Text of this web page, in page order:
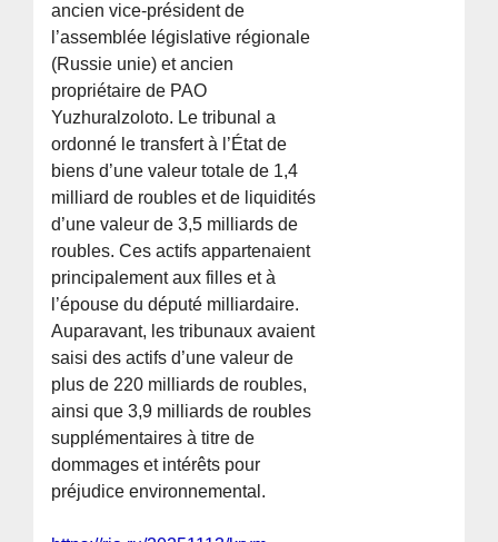
ancien vice-président de
l’assemblée législative régionale
(Russie unie) et ancien
propriétaire de PAO
Yuzhuralzoloto. Le tribunal a
ordonné le transfert à l’État de
biens d’une valeur totale de 1,4
milliard de roubles et de liquidités
d’une valeur de 3,5 milliards de
roubles. Ces actifs appartenaient
principalement aux filles et à
l’épouse du député milliardaire.
Auparavant, les tribunaux avaient
saisi des actifs d’une valeur de
plus de 220 milliards de roubles,
ainsi que 3,9 milliards de roubles
supplémentaires à titre de
dommages et intérêts pour
préjudice environnemental.